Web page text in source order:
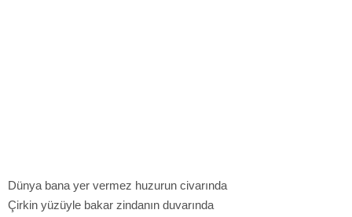
Dünya bana yer vermez huzurun civarında
Çirkin yüzüyle bakar zindanın duvarında